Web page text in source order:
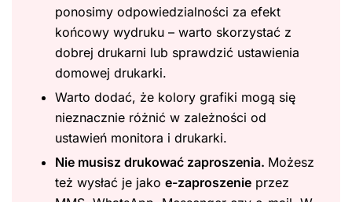
ponosimy odpowiedzialności za efekt
końcowy wydruku – warto skorzystać z
dobrej drukarni lub sprawdzić ustawienia
domowej drukarki.
Warto dodać, że kolory grafiki mogą się
nieznacznie różnić w zależności od
ustawień monitora i drukarki.
Nie musisz drukować zaproszenia. Możesz
też wysłać je jako e-zaproszenie przez